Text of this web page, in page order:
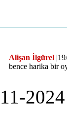
Alişan İlgürel
bence harika bir